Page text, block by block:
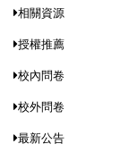
相關資源
授權推薦
校內問卷
校外問卷
最新公告